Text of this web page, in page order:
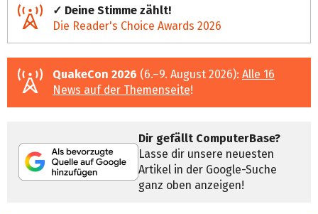
✓ Deine Stimme zählt!
Die Reader's Choice Awards 2026
QuakeCon 2026 (6.–9. August 2026): Alle 16
News auf der Themenseite!
Dir gefällt ComputerBase?
Lasse dir unsere neuesten
Artikel in der Google-Suche
ganz oben anzeigen!